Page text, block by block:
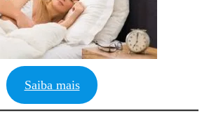
Saiba mais